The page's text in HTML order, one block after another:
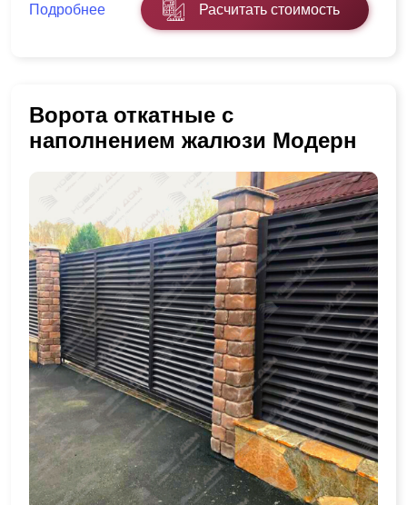
Подробнее Расчитать стоимость
Ворота откатные с
наполнением жалюзи Модерн